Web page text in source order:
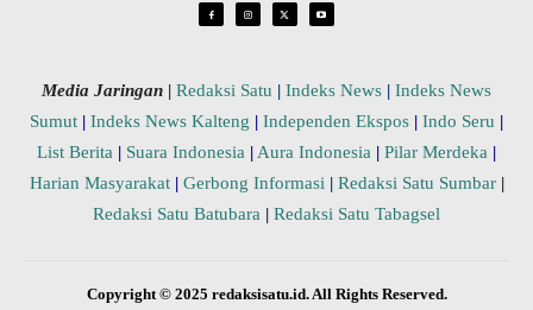
Media Jaringan | Redaksi Satu | Indeks News | Indeks News
Sumut | Indeks News Kalteng | Independen Ekspos | Indo Seru |
List Berita | Suara Indonesia |Aura Indonesia | Pilar Merdeka |
Harian Masyarakat | Gerbong Informasi | Redaksi Satu Sumbar |
Redaksi Satu Batubara | Redaksi Satu Tabagsel
Copyright © 2025 redaksisatu.id. All Rights Reserved.